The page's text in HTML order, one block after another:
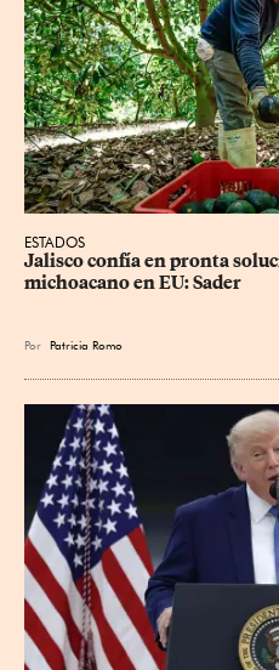
ESTADOS
Jalisco confía en pronta
michoacano en EU: Sader
Por Patricia Romo